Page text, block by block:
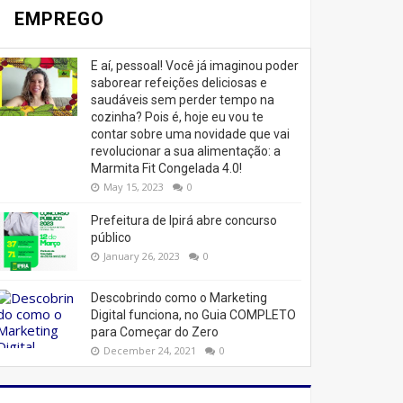
EMPREGO
E aí, pessoal! Você já imaginou poder
saborear refeições deliciosas e
saudáveis ​​sem perder tempo na
cozinha? Pois é, hoje eu vou te
contar sobre uma novidade que vai
revolucionar a sua alimentação: a
Marmita Fit Congelada 4.0!
May 15, 2023 0
Prefeitura de Ipirá abre concurso
público
January 26, 2023 0
Descobrindo como o Marketing
Digital funciona, no Guia COMPLETO
para Começar do Zero
December 24, 2021 0